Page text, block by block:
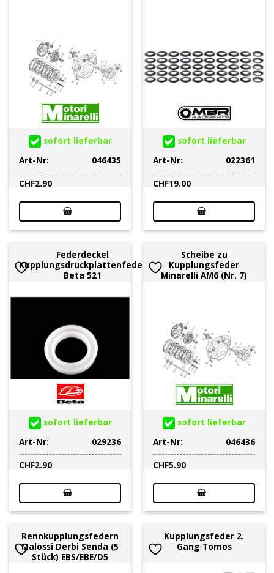
sofort lieferbar
Art-Nr:
046435
CHF2.90
sofort lieferbar
Art-Nr:
022361
CHF19.00
Federdeckel
Kupplungsdruckplattenfeder
Beta 521
sofort lieferbar
Art-Nr:
029236
CHF2.90
Scheibe zu
Kupplungsfeder
Minarelli AM6 (Nr. 7)
sofort lieferbar
Art-Nr:
046436
CHF5.90
Rennkupplungsfedern
Malossi Derbi Senda (5
Stück) EBS/EBE/D5
Kupplungsfeder 2.
Gang Tomos